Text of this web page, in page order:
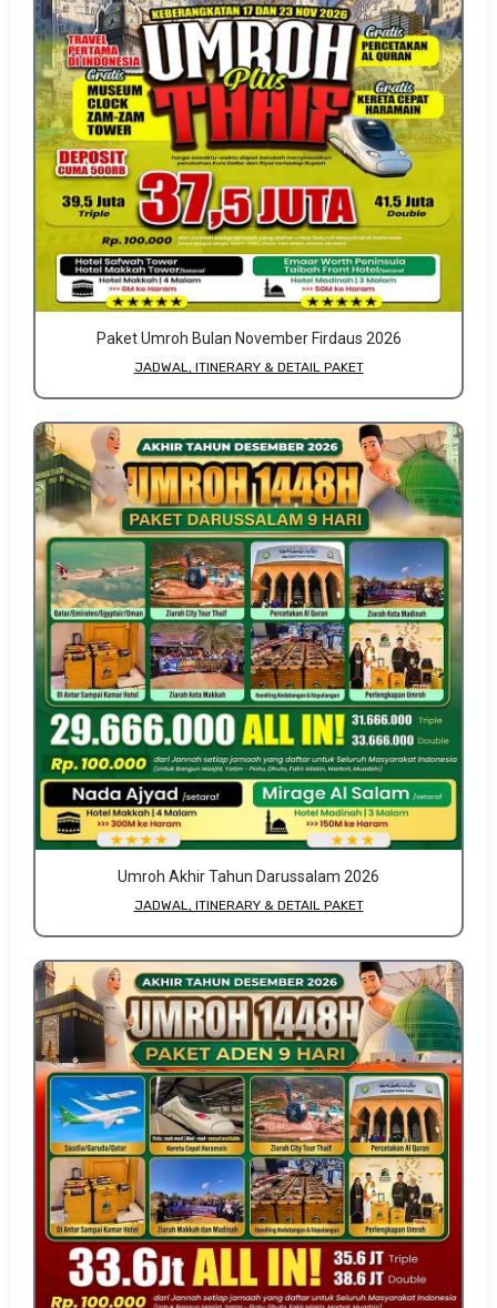
Paket Umroh Bulan November Firdaus 2026
JADWAL, ITINERARY & DETAIL PAKET
Umroh Akhir Tahun Darussalam 2026
JADWAL, ITINERARY & DETAIL PAKET